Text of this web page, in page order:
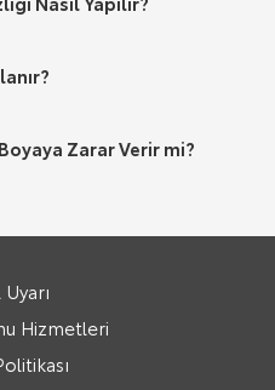
Zarar Verir mi?
Hizmetleri